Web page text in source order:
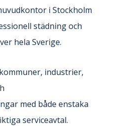
i Stockholm
städning och
hela Sverige.
industrier,
med både enstaka
serviceavtal.